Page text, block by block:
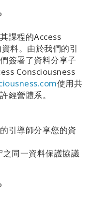
課程的Access
料。由於我們的引
簽署了資料分享子
Consciousness
使用共
經營體系。
引導師分享您的資
同一資料保護協議